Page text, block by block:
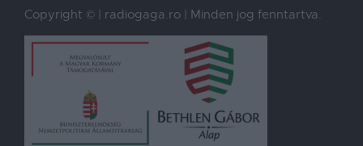
Copyright © | radiogaga.ro | Minden jog fenntartva.